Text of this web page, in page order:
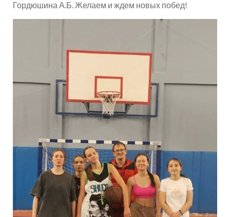
Гордюшина А.Б. Желаем и ждем новых побед!